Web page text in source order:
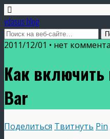
vdasus blog
2011/12/01 • нет
Как
Bar
Поделиться Твитнуть Pin